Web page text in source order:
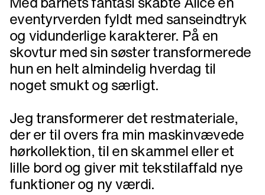
eventyrverden fyldt med sanseindtryk
og vidunderlige karakterer. På en
skovtur med sin søster transformerede
hun en helt almindelig hverdag til
noget smukt og særligt.
Jeg transformerer det restmateriale,
der er til overs fra min maskinvævede
hørkollektion, til en skammel eller et
lille bord og giver mit tekstilaffald nye
funktioner og ny værdi.